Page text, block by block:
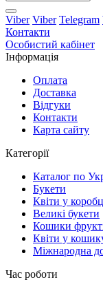
Viber Viber Telegram
Контакти
Особистий кабінет
Інформація
Оплата
Доставка
Відгуки
Контакти
Карта сайту
Категорії
Каталог по
Букети
Квіти у
Великі букети
Кошики
Квіти у
Міжнародна
Час роботи